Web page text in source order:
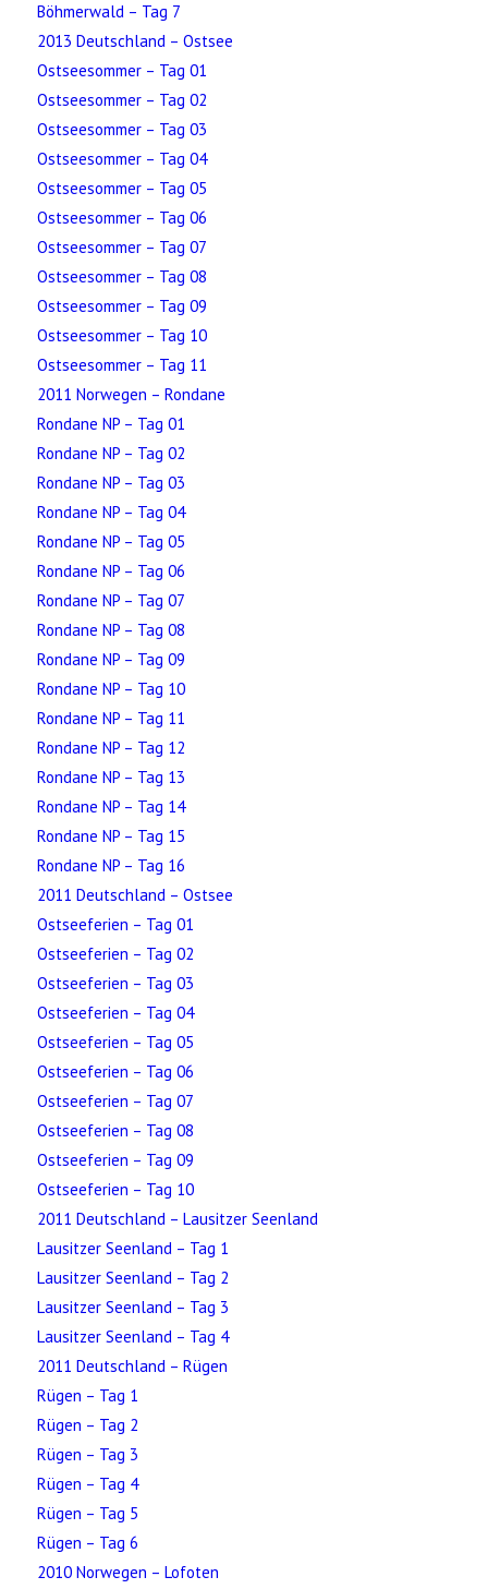
Böhmerwald – Tag 7
2013 Deutschland – Ostsee
Ostseesommer – Tag 01
Ostseesommer – Tag 02
Ostseesommer – Tag 03
Ostseesommer – Tag 04
Ostseesommer – Tag 05
Ostseesommer – Tag 06
Ostseesommer – Tag 07
Ostseesommer – Tag 08
Ostseesommer – Tag 09
Ostseesommer – Tag 10
Ostseesommer – Tag 11
2011 Norwegen – Rondane
Rondane NP – Tag 01
Rondane NP – Tag 02
Rondane NP – Tag 03
Rondane NP – Tag 04
Rondane NP – Tag 05
Rondane NP – Tag 06
Rondane NP – Tag 07
Rondane NP – Tag 08
Rondane NP – Tag 09
Rondane NP – Tag 10
Rondane NP – Tag 11
Rondane NP – Tag 12
Rondane NP – Tag 13
Rondane NP – Tag 14
Rondane NP – Tag 15
Rondane NP – Tag 16
2011 Deutschland – Ostsee
Ostseeferien – Tag 01
Ostseeferien – Tag 02
Ostseeferien – Tag 03
Ostseeferien – Tag 04
Ostseeferien – Tag 05
Ostseeferien – Tag 06
Ostseeferien – Tag 07
Ostseeferien – Tag 08
Ostseeferien – Tag 09
Ostseeferien – Tag 10
2011 Deutschland – Lausitzer Seenland
Lausitzer Seenland – Tag 1
Lausitzer Seenland – Tag 2
Lausitzer Seenland – Tag 3
Lausitzer Seenland – Tag 4
2011 Deutschland – Rügen
Rügen – Tag 1
Rügen – Tag 2
Rügen – Tag 3
Rügen – Tag 4
Rügen – Tag 5
Rügen – Tag 6
2010 Norwegen – Lofoten